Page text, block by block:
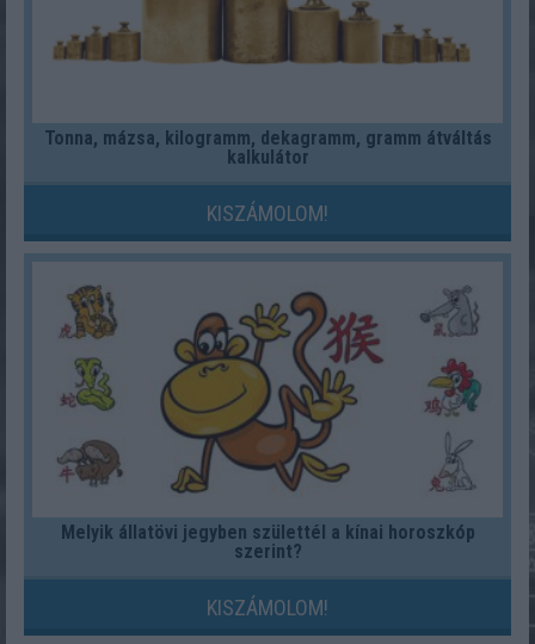
Tonna, mázsa, kilogramm, dekagramm, gramm átváltás
kalkulátor
KISZÁMOLOM!
Melyik állatövi jegyben születtél a kínai horoszkóp
szerint?
KISZÁMOLOM!